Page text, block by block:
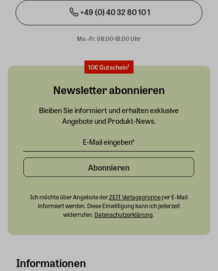
+49 (0) 40 32 80 10 1
Mo.-Fr. 08:00-18:00 Uhr
Informationen
10€ Gutschein¹
Newsletter abonnieren
Bleiben Sie informiert und erhalten exklusive
Angebote und Produkt-News.
Abonnieren
Ich möchte über Angebote derZEIT Verlagsgruppeper E-Mail
informiert werden. Diese Einwilligung kann ich jederzeit
widerrufen. Datenschutzerklärung.